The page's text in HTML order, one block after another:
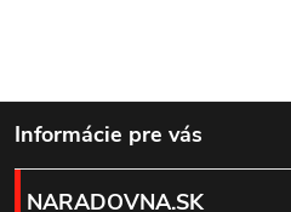
Z
á
Informácie pre vás
NARADOVNA.SK